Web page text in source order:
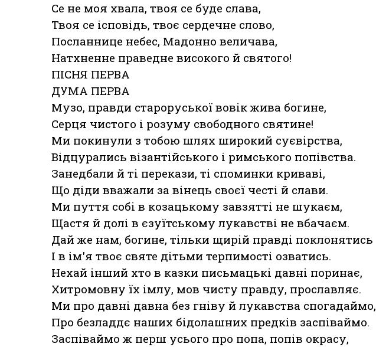
Се не моя хвала, твоя се буде слава,
Твоя се ісповідь, твоє сердечне слово,
Посланнице небес, Мадонно величава,
Натхненне праведне високого й святого!
ПІСНЯ ПЕРВА
ДУМА ПЕРВА
Музо, правди староруської вовік жива богине,
Серця чистого і розуму свободного святине!
Ми покинули з тобою шлях широкий суєвірства,
Відцурались візантійського і римського попівства.
Занедбали й ті перекази, ті споминки криваві,
Що діди вважали за вінець своєї честі й слави.
Ми пуття собі в козацькому завзятті не шукаєм,
Щастя й долі в єзуїтському лукавстві не вбачаєм.
Дай же нам, богине, тільки щирій правді поклонятись
І в ім'я твоє святе дітьми терпимості озватись.
Нехай інший хто в казки письмацькі давні поринає,
Хитромовну їх імлу, мов чисту правду, прославляє.
Ми про давні давна без гніву й лукавства спогадаймо,
Про безладдє наших бідолашних предків заспіваймо.
Заспіваймо ж перш усього про попа, попів окрасу,